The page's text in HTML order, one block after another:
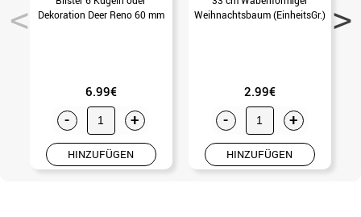
Dekoration Deer Reno 60 mm
6.99€
- +
HINZUFÜGEN
Weihnachtsbaum (EinheitsGr.)
2.99€
- +
HINZUFÜGEN